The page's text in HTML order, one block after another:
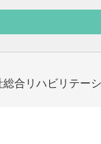
合リハビリテー